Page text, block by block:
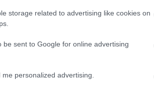
storage related to advertising like cookies on
be sent to Google for online advertising
personalized advertising.
σημαίνει για τα οστά η